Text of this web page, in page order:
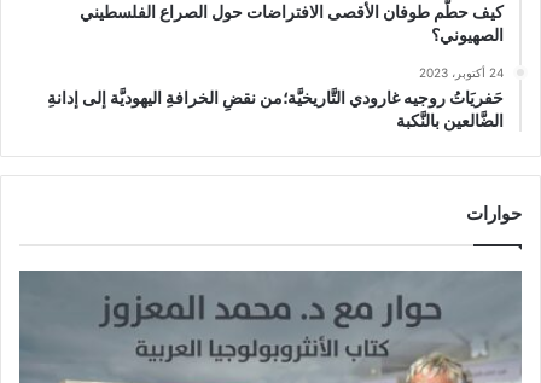
كيف حطَّم طوفان الأقصى الافتراضات حول الصراع الفلسطيني
الصهيوني؟
24 أكتوبر، 2023
حَفريَاتُ روجيه غارودي التَّاريخيَّة؛من نقضِ الخرافةِ اليهوديَّة إلى إدانةِ
الضَّالعين بالنَّكبة
حوارات